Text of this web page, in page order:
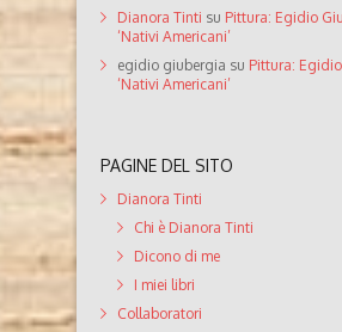
Dianora Tinti su Pittura: Egidio
‘Nativi Americani’
egidio giubergia su Pittura:
‘Nativi Americani’
PAGINE DEL SITO
Dianora Tinti
Chi è Dianora Tinti
Dicono di me
I miei libri
Collaboratori